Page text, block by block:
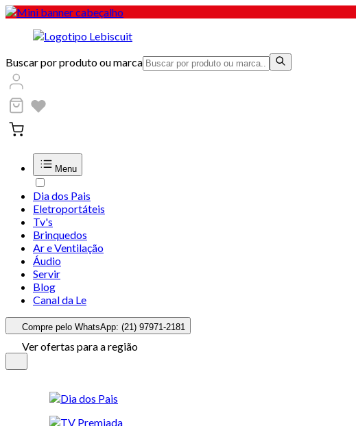
Buscar por produto ou marca
Menu
Dia dos Pais
Eletroportáteis
Tv's
Brinquedos
Ar e Ventilação
Áudio
Servir
Blog
Canal da Le
Compre pelo WhatsApp: (21) 97971-2181
Ver ofertas para a região